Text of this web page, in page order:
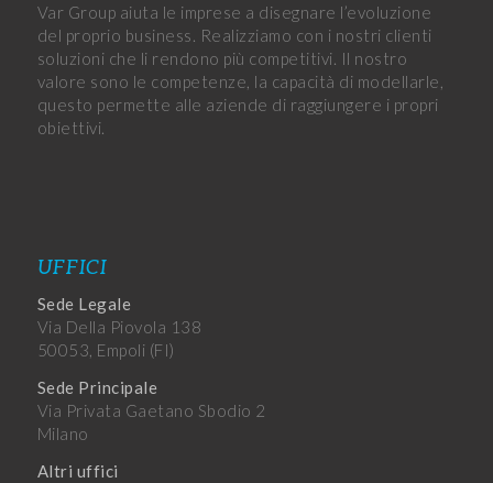
Var Group aiuta le imprese a disegnare l’evoluzione
del proprio business. Realizziamo con i nostri clienti
soluzioni che li rendono più competitivi. Il nostro
valore sono le competenze, la capacità di modellarle,
questo permette alle aziende di raggiungere i propri
obiettivi.
UFFICI
Sede Legale
Via Della Piovola 138
50053, Empoli (FI)
Sede Principale
Via Privata Gaetano Sbodio 2
Milano
Altri uffici